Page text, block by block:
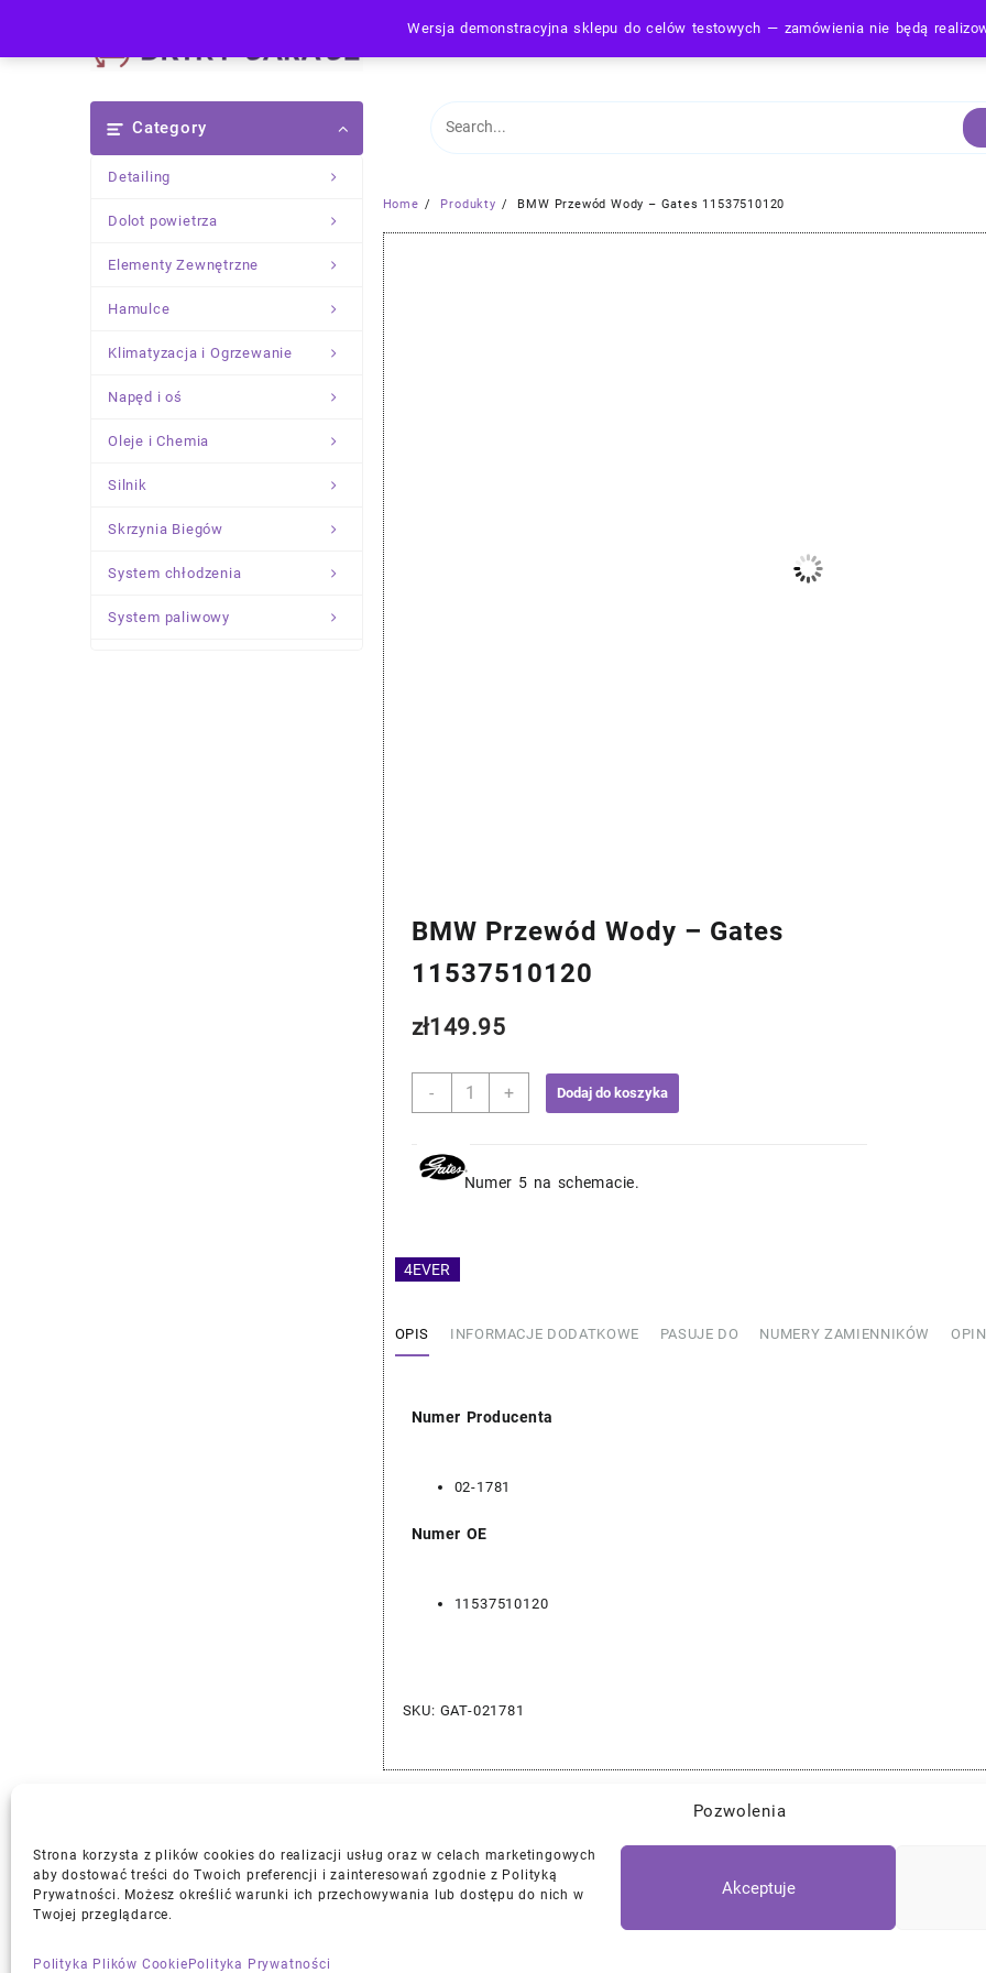
Pozwolenia
Strona korzysta z plików cookies do realizacji usług oraz w celach marketingowych
aby dostować treści do Twoich preferencji i zainteresowań zgodnie z Polityką
Prywatności. Możesz określić warunki ich przechowywania lub dostępu do nich w
Twojej przeglądarce.
Akceptuje
Polityka Plików Cookie Polityka Prywatności
Wersja demonstracyjna sklepu do celów testowych — zamówienia nie będą
content
Category
Detailing
Dolot powietrza
Elementy Zewnętrzne
Hamulce
Klimatyzacja i Ogrzewanie
Napęd i oś
Oleje i Chemia
Silnik
Skrzynia Biegów
System chłodzenia
System paliwowy
Home Produkty BMW Przewód Wody – Gates 11537510120
4EVER
BMW Przewód Wody – Gates
11537510120
zł149.95
-
ilość
Wody
-
+ Dodaj do koszyka
Numer 5 na schemacie.
OPIS INFORMACJE DODATKOWE PASUJE DO NUMERY ZAMIENNIKÓW
Numer Producenta
02-1781
Numer OE
11537510120
SKU: GAT-021781
Najlepszej Jakości Części Samochodowe z Gwarancją Dożywotnią!*
Gwarancja i Zwroty Polityka Prywatności